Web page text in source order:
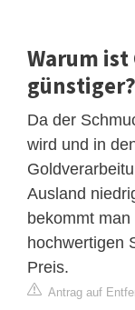
Warum ist
günstiger?
Da der
wird und in
Ausland
bekommt
hochwertigen
Preis.
Antrag auf